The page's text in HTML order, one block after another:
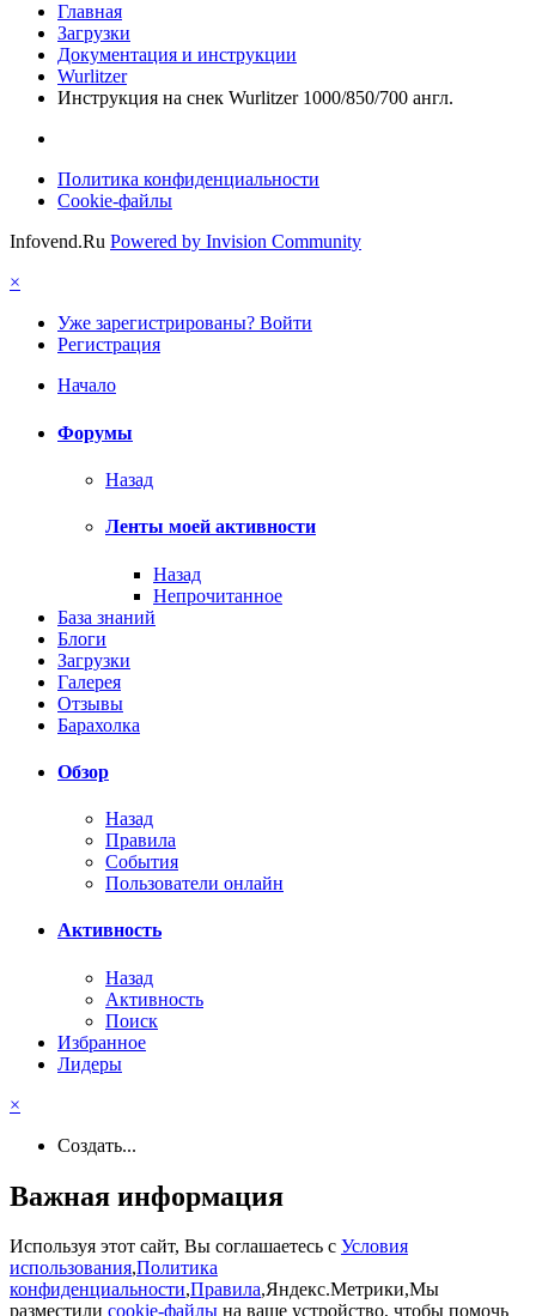
Главная
Загрузки
Документация и инструкции
Wurlitzer
Инструкция на снек Wurlitzer 1000/850/700 англ.
Политика конфиденциальности
Cookie-файлы
Infovend.Ru Powered by Invision Community
×
Уже зарегистрированы? Войти
Регистрация
Начало
Форумы
Назад
Ленты моей активности
Назад
Непрочитанное
База знаний
Блоги
Загрузки
Галерея
Отзывы
Барахолка
Обзор
Назад
Правила
События
Пользователи онлайн
Активность
Назад
Активность
Поиск
Избранное
Лидеры
×
Создать...
Важная информация
Используя этот сайт, Вы соглашаетесь с Условия
использования,Политика
конфиденциальности,Правила,Яндекс.Метрики,Мы
разместили cookie-файлы на ваше устройство, чтобы помочь